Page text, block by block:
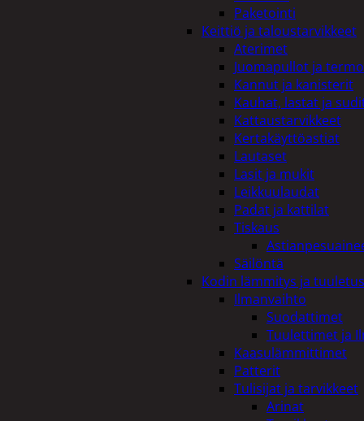
Paketointi
Keittiö ja taloustarvikkeet
Aterimet
Juomapullot ja
Kannut ja kanisterit
Kauhat, lastat ja
Kattaustarvikkeet
Kertakäyttöastiat
Lautaset
Lasit ja mukit
Leikkuulaudat
Padat ja kattilat
Tiskaus
Säilöntä
Kodin lämmitys ja tuuletus
Ilmanvaihto
Suodattimet
Tuulettimet ja
Kaasulämmittimet
Patterit
Tulisijat ja tarvikkeet
Arinat